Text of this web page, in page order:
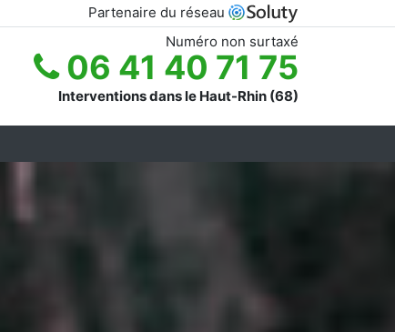
Partenaire du réseau
Numéro non surtaxé
06 41 40 71 75
Interventions dans le Haut-Rhin (68)